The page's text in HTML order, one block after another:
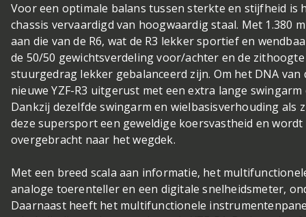
Voor een optimale balans tussen sterkte en stijfheid is
chassis vervaardigd van hoogwaardig staal. Met 1.380
aan die van de R6, wat de R3 lekker sportief en
de 50/50 gewichtsverdeling voor/achter en de
stuurgedrag lekker gebalanceerd zijn. Om het DNA
nieuwe YZF-R3 uitgerust met een extra lange swingarm
Dankzij dezelfde swingarm en wielbasisverhouding
deze supersport een geweldige koersvastheid en
overgebracht naar het wegdek.
Met een breed scala aan informatie, het
analoge toerenteller en een digitale snelheidsmeter,
Daarnaast heeft het multifunctionele